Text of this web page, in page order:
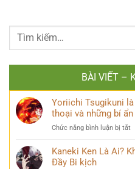
BÀI VIẾT –
Yoriichi Tsugikuni
thoại và những bí ẩn
Chức năng bình luận bị tắt
Kaneki Ken Là Ai?
Đầy Bi kịch